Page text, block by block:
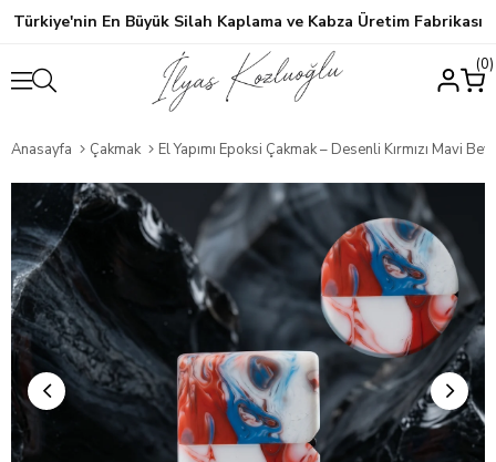
Türkiye'nin En Büyük Silah Kaplama ve Kabza Üretim Fabrikası
0
Anasayfa Çakmak El Yapımı Epoksi Çakmak – Desenli Kırmızı Mavi Beyaz Özel